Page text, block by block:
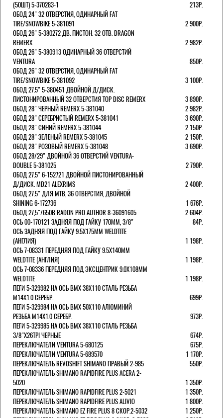
(50ШТ) 5-370283-1
213Р.
ОБОД 24" 32 ОТВЕРСТИЯ, ОДИНАРНЫЙ FAT
TIRE/SNOWBIKE 5-381091
2 900Р.
ОБОД 26" 5-380272 ДВ. ПИСТОН. 32 ОТВ. DRAGON
REMERX
2 982Р.
ОБОД 26" 5-380913 ОДИНАРНЫЙ 36 ОТВЕРСТИЙ
VENTURA
850Р.
ОБОД 26" 32 ОТВЕРСТИЯ, ОДИНАРНЫЙ FAT
TIRE/SNOWBIKE 5-381092
3 100Р.
ОБОД 27.5" 5-380451 ДВОЙНОЙ Д/ДИСК.
ПИСТОНИРОВАННЫЙ 32 ОТВЕРСТИЯ TOP DISC REMERX
3 890Р.
ОБОД 28" ЧЕРНЫЙ REMERX 5-381040
2 982Р.
ОБОД 28" СЕРЕБРИСТЫЙ REMERX 5-381041
3 690Р.
ОБОД 28" СИНИЙ REMERX 5-381044
2 150Р.
ОБОД 28" ЗЕЛЕНЫЙ REMERX 5-381045
2 150Р.
ОБОД 28" РОЗОВЫЙ REMERX 5-381048
3 690Р.
ОБОД 28/29" ДВОЙНОЙ 36 ОТВЕРСТИЙ VENTURA-
DOUBLE 5-381025
2 790Р.
ОБОД 27.5" 6-152721 ДВОЙНОЙ ПИСТОНИРОВАННЫЙ
Д/ДИСК. MD21 ALEXRIMS
2 400Р.
ОБОД 27.5" ДЛЯ MTB, 36 ОТВЕРСТИЯ, ДВОЙНОЙ
SHINING 6-172736
1 676Р.
ОБОД 27,5"/650B RADON PRO AUTHOR 8-36091605
2 604Р.
ОСЬ 00-170121 ЗАДНЯЯ ПОД ГАЙКУ 170MM, 3/8"
84Р.
ОСЬ ЗАДНЯЯ ПОД ГАЙКУ 9.5Х175ММ WELDTITE
(АНГЛИЯ)
1 198Р.
ОСЬ 7-08331 ПЕРЕДНЯЯ ПОД ГАЙКУ 9.5Х140ММ
WELDTITE (АНГЛИЯ)
1 198Р.
ОСЬ 7-08336 ПЕРЕДНЯЯ ПОД ЭКСЦЕНТРИК 9.0Х108ММ
WELDTITE
1 198Р.
ПЕГИ 5-329982 НА ОСЬ BMX 38Х110 СТАЛЬ РЕЗЬБА
М14Х1.0 СЕРЕБР.
699Р.
ПЕГИ 5-329984 НА ОСЬ BMX 50Х110 АЛЮМИНИЙ
РЕЗЬБА М14Х1.0 СЕРЕБР.
973Р.
ПЕГИ 5-329985 НА ОСЬ BMX 38Х110 СТАЛЬ РЕЗЬБА
3/8"Х26TPI ЧЕРНЫЕ
674Р.
ПЕРЕКЛЮЧАТЕЛИ VENTURA 5-680125
675Р.
ПЕРЕКЛЮЧАТЕЛИ VENTURA 5-689570
1 170Р.
ПЕРЕКЛЮЧАТЕЛЬ REVOSHIFT SHIMANO ПРАВЫЙ 2-985
550Р.
ПЕРЕКЛЮЧАТЕЛЬ SHIMANO RAPIDFIRE PLUS ACERA 2-
5020
1 350Р.
ПЕРЕКЛЮЧАТЕЛЬ SHIMANO RAPIDFIRE PLUS 2-5021
1 350Р.
ПЕРЕКЛЮЧАТЕЛЬ SHIMANO RAPIDFIRE PLUS ALIVIO
1 800Р.
ПЕРЕКЛЮЧАТЕЛЬ SHIMANO EZ FIRE PLUS 8 СКОР.2-5032
1 250Р.